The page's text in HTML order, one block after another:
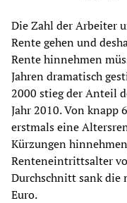
Die Zahl der Arbeiter
Rente gehen und
Rente hinnehmen
Jahren dramatisch
2000 stieg der Anteil
Jahr 2010. Von knapp
erstmals eine
Kürzungen
Renteneintrittsalter
Durchschnitt sank die
Euro.